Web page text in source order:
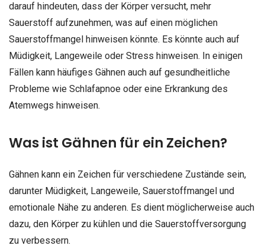
darauf hindeuten, dass der Körper versucht, mehr
Sauerstoff aufzunehmen, was auf einen möglichen
Sauerstoffmangel hinweisen könnte. Es könnte auch auf
Müdigkeit, Langeweile oder Stress hinweisen. In einigen
Fällen kann häufiges Gähnen auch auf gesundheitliche
Probleme wie Schlafapnoe oder eine Erkrankung des
Atemwegs hinweisen.
Was ist Gähnen für ein Zeichen?
Gähnen kann ein Zeichen für verschiedene Zustände sein,
darunter Müdigkeit, Langeweile, Sauerstoffmangel und
emotionale Nähe zu anderen. Es dient möglicherweise auch
dazu, den Körper zu kühlen und die Sauerstoffversorgung
zu verbessern.